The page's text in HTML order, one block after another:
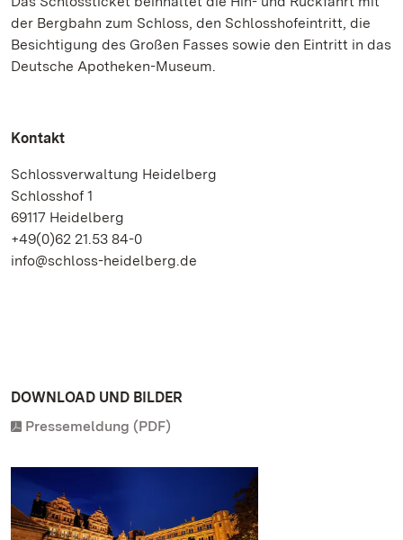
der Bergbahn zum Schloss, den Schlosshofeintritt, die
Besichtigung des Großen Fasses sowie den Eintritt in das
Deutsche Apotheken-Museum.
Kontakt
Schlossverwaltung Heidelberg
Schlosshof 1
69117 Heidelberg
+49(0)62 21.53 84-0
info@schloss-heidelberg.de
DOWNLOAD UND BILDER
Pressemeldung (PDF)